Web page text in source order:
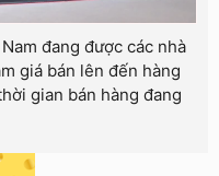
đang được các nhà
giá bán lên đến hàng
gian bán hàng đang